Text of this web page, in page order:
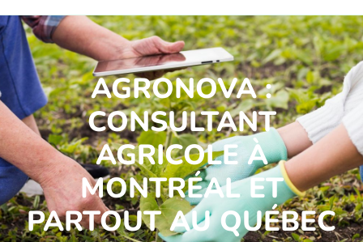
AGRONOVA :
CONSULTANT
AGRICOLE À
MONTRÉAL ET
PARTOUT AU QUÉBEC